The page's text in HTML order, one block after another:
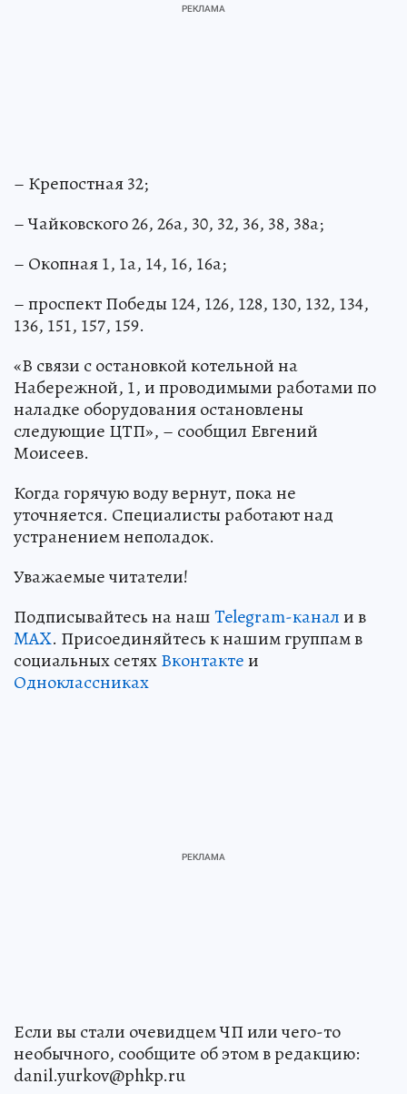
– Крепостная 32;
– Чайковского 26, 26а, 30, 32, 36, 38, 38а;
– Окопная 1, 1а, 14, 16, 16а;
– проспект Победы 124, 126, 128, 130, 132, 134,
136, 151, 157, 159.
«В связи с остановкой котельной на
Набережной, 1, и проводимыми работами по
наладке оборудования остановлены
следующие ЦТП», – сообщил Евгений
Моисеев.
Когда горячую воду вернут, пока не
уточняется. Специалисты работают над
устранением неполадок.
Уважаемые читатели!
Подписывайтесь на нашTelegram-канали в
MAX. Присоединяйтесь к нашим группам в
социальных сетяхВконтактеи
Одноклассниках
Если вы стали очевидцем ЧП или чего-то
необычного, сообщите об этом в редакцию:
danil.yurkov@phkp.ru